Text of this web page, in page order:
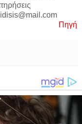
Πηγή